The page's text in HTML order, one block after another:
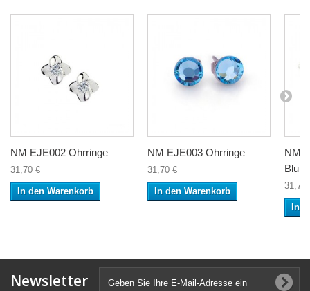
NM EJE002 Ohrringe
31,70 €
In den Warenkorb
NM EJE003 Ohrringe
31,70 €
In den Warenkorb
NM
31,70
In
Newsletter